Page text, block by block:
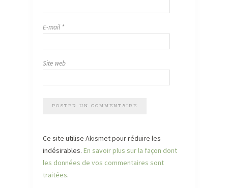
E-mail *
Site web
Ce site utilise Akismet pour réduire les
indésirables. En savoir plus sur la façon dont
les données de vos commentaires sont
traitées.